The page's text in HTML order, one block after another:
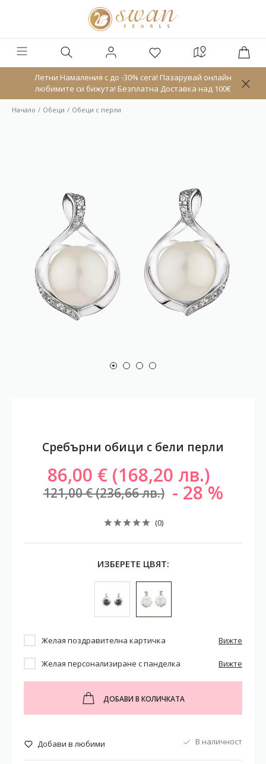
Летни Намаления с до -30% сега! Пазарувай онлайн
любимите си бижута! Безплатна Доставка над 100€
Начало Обeци Обеци с перли
Сребърни обици с бели перли
86,00 € (168,20 лв.)
121,00 € (236,66 лв.) 28
(0)
ИЗБЕРЕТЕ ЦВЯТ:
Желая поздравителна картичка Вижте
Желая персонализиране с панделка Вижте
ДОБАВИ В КОЛИЧКАТА
Добави в любими В наличност